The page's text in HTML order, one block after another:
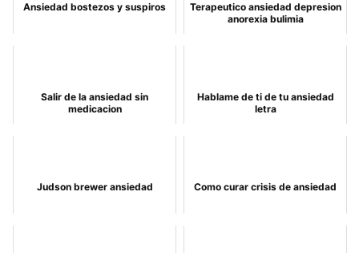
Ansiedad bostezos y suspiros
Terapeutico ansiedad depresion
anorexia bulimia
Salir de la ansiedad sin
medicacion
Hablame de ti de tu ansiedad
letra
Judson brewer ansiedad Como curar crisis de ansiedad